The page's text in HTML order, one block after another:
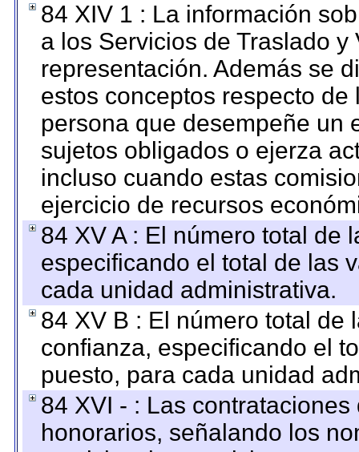
84 XIV 1 : La información
a los Servicios de Traslado
representación. Además se
estos conceptos respecto
persona que desempeñe un
sujetos obligados o ejerza
incluso cuando estas
ejercicio de recursos
84 XV A : El número total de
especificando el total de las
cada unidad administrativa.
84 XV B : El número total de
confianza, especificando el
puesto, para cada unidad
84 XVI - : Las
honorarios, señalando los